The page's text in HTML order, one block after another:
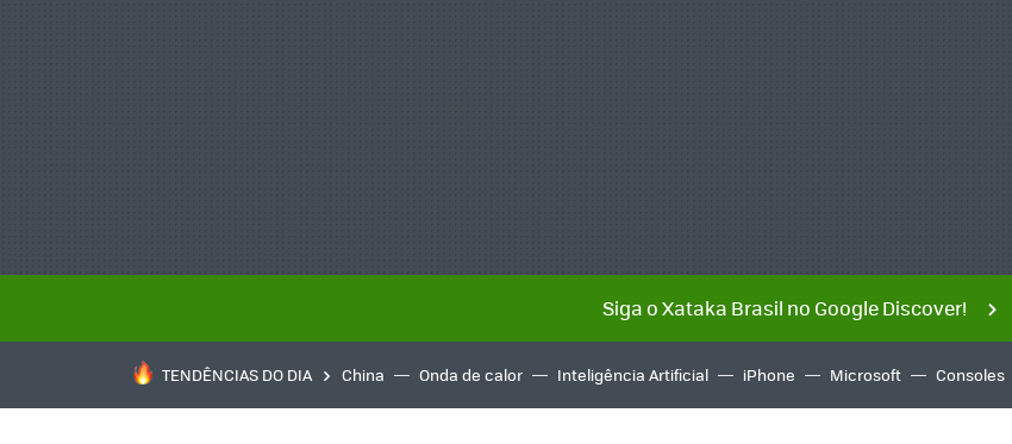
Siga o Xataka Brasil no Google Discover!
TENDÊNCIAS DO DIA China Onda de calor Inteligência Artificial iPhone Microsoft Consoles